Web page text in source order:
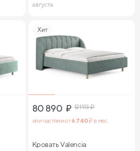
августа
Хит
80 890 ₽ 121 113₽
или частями от6 740₽ в мес.
Кровать Valencia